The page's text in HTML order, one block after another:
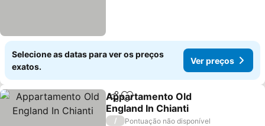
Selecione as datas para ver os preços
exatos.
Ver preços
PartilharAdicionar aos favoritos
Appartamento Old
England In Chianti
/
Pontuação não disponível